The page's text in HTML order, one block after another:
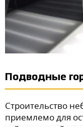
Подводные
Строительство
приемлемо для